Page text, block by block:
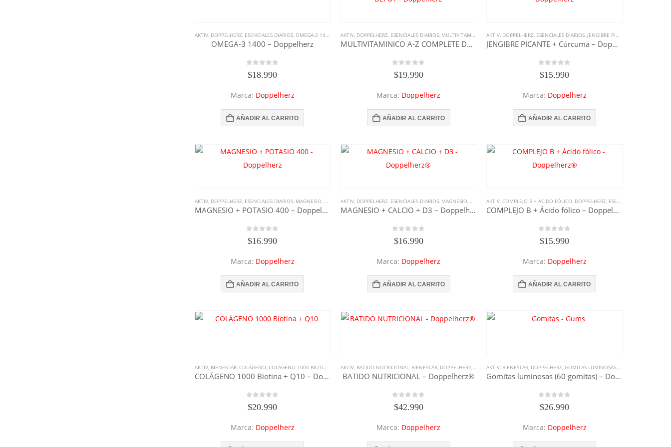
AKTIV, DOPPELHERZ, ESENCIALES DIARIOS, OMEGA-3 1400 OMEGA3,RECUPERACIÓN,SUPLEMENTOS,TODO DOPPELHERZ TODOS LOS SUPLEMENTOS
OMEGA-3 1400 – Doppelherz
0
$18.990
Marca: Doppelherz
AÑADIR AL CARRITO
AKTIV, DOPPELHERZ, ESENCIALES DIARIOS, MULTIVITAMINICO A-Z COMPLETE DEPOT ,RECUPERACIÓN,SUPLEMENTOS,
MULTIVITAMINICO A-Z COMPLETE DEPOT – Doppelherz
0
$19.990
Marca: Doppelherz
AÑADIR AL CARRITO
AKTIV, DOPPELHERZ, ESENCIALES DIARIOS, JENGIBRE PICANTE + CÚRCUMA
JENGIBRE PICANTE + Cúrcuma – Doppelherz
0
$15.990
Marca: Doppelherz
AÑADIR AL CARRITO
AKTIV, DOPPELHERZ, ESENCIALES DIARIOS, MAGNESIO, MAGNESIO + POTASIO 400, RECUPERACIÓN,SUPLEMENTOS,TODO DOPPELHERZ,TODOS LOS SUPLEMENTOS
MAGNESIO + POTASIO 400 – Doppelherz
0
$16.990
Marca: Doppelherz
AÑADIR AL CARRITO
AKTIV, DOPPELHERZ, ESENCIALES DIARIOS, MAGNESIO, MAGNESIO + CALCIO + D3, RECUPERACIÓN,SUPLEMENTOS ,TODO DOPPELHERZ
MAGNESIO + CALCIO + D3 – Doppelherz®
0
$16.990
Marca: Doppelherz
AÑADIR AL CARRITO
AKTIV,COMPLEJO B + ÁCIDO FÓLICO, DOPPELHERZ, ESENCIALES DIARIOS
COMPLEJO B + Ácido fólico – Doppelherz®
0
$15.990
Marca: Doppelherz
AÑADIR AL CARRITO
AKTIV, BIENESTAR, COLAGENO, COLÁGENO 1000 BIOTINA + Q10 ,DOPPELHERZ,MUJER,SUPLEMENTOS, TODO DOPPELHERZ ,TODOS LOS SUPLEMENTOS
COLÁGENO 1000 Biotina + Q10 – Doppelherz
0
$20.990
Marca: Doppelherz
AKTIV, BATIDO NUTRICIONAL, BIENESTAR, DOPPELHERZ, MUJER,SUPLEMENTOS, TODO DOPPELHERZ,TODOS LOS SUPLEMENTOS
BATIDO NUTRICIONAL – Doppelherz®
0
$42.990
Marca: Doppelherz
AKTIV, BIENESTAR, DOPPELHERZ,GOMITAS LUMINOSAS, MUJER
Gomitas luminosas (60 gomitas) – Doppelherz®
0
$26.990
Marca: Doppelherz